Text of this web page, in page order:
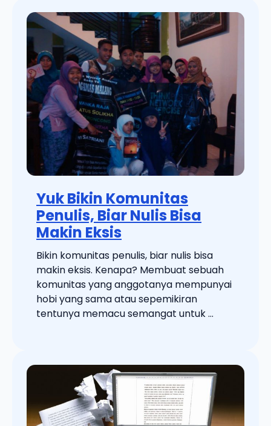
Yuk Bikin Komunitas
Penulis, Biar Nulis Bisa
Makin Eksis
Bikin komunitas penulis, biar nulis bisa
makin eksis. Kenapa? Membuat sebuah
komunitas yang anggotanya mempunyai
hobi yang sama atau sepemikiran
tentunya memacu semangat untuk ...